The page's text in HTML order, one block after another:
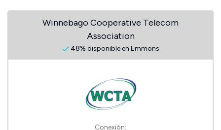
Winnebago Cooperative Telecom
Association
48% disponible en Emmons
Conexión: